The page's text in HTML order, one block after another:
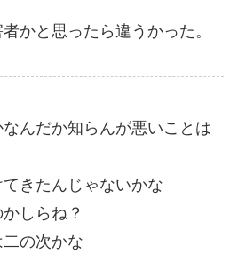
かと思ったら違うかった。
んだか知らんが悪いことは
きたんじゃないかな
しらね？
の次かな